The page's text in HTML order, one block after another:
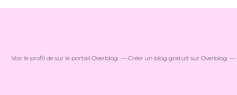
Voir le profil de sur le portail Overblog Créer un blog gratuit sur Overblog